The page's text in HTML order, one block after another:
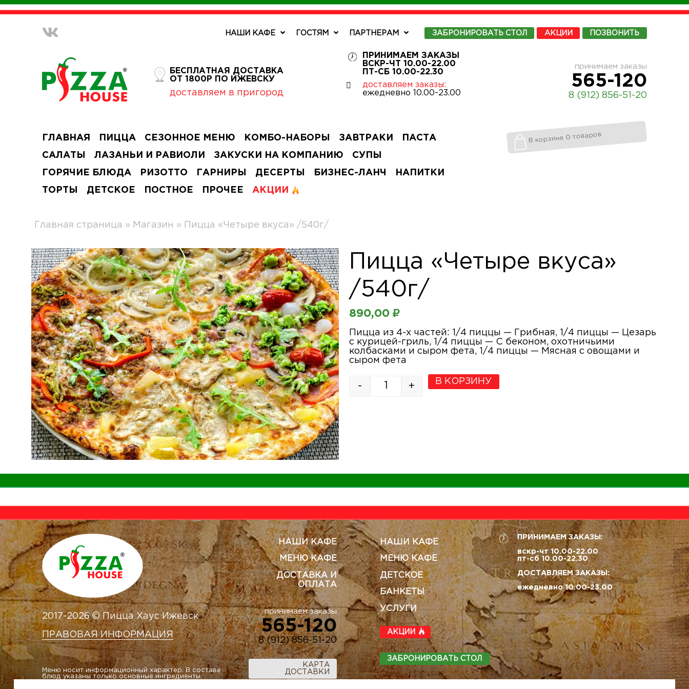
НАШИ КАФЕ ГОСТЯМ ПАРТНЕРАМ ЗАБРОНИРОВАТЬ СТОЛ АКЦИИ ПОЗВОНИТЬ
БЕСПЛАТНАЯ ДОСТАВКА
ОТ 1800Р ПО ИЖЕВСКУ
доставляем в пригород
ПРИНИМАЕМ ЗАКАЗЫ
ВСКР-ЧТ 10.00-22.00
ПТ-СБ 10.00-22.30
доставляем заказы:
ежедневно 10.00-23.00
принимаем заказы
565-120
8 (912) 856-51-20
ГЛАВНАЯ ПИЦЦА СЕЗОННОЕ МЕНЮ КОМБО-НАБОРЫ ЗАВТРАКИ ПАСТА
САЛАТЫ ЛАЗАНЬИ И РАВИОЛИ ЗАКУСКИ НА КОМПАНИЮ СУПЫ
ГОРЯЧИЕ БЛЮДА РИЗОТТО ГАРНИРЫ ДЕСЕРТЫ БИЗНЕС-ЛАНЧ НАПИТКИ
ТОРТЫ ДЕТСКОЕ ПОСТНОЕ ПРОЧЕЕ АКЦИИ
В корзине 0 товаров
Главная страница » Магазин » Пицца «Четыре вкуса» /540г/
Пицца «Четыре вкуса»
/540г/
890,00 ₽
Пицца из 4-х частей: 1/4 пиццы — Грибная, 1/4 пиццы — Цезарь
с курицей-гриль, 1/4 пиццы — С беконом, охотничьими
колбасками и сыром фета, 1/4 пиццы — Мясная с овощами и
сыром фета
- + В КОРЗИНУ
2017-2026 © Пицца Хаус Ижевск
ПРАВОВАЯ ИНФОРМАЦИЯ
Меню носит информационный характер. В составе
блюд указаны только основные ингредиенты.
НАШИ КАФЕ
МЕНЮ КАФЕ
ДОСТАВКА И
ОПЛАТА
принимаем заказы
565-120
8 (912) 856-51-20
КАРТА
ДОСТАВКИ
НАШИ КАФЕ
МЕНЮ КАФЕ
ДЕТСКОЕ
БАНКЕТЫ
УСЛУГИ
АКЦИИ
ЗАБРОНИРОВАТЬ СТОЛ
ПРИНИМАЕМ ЗАКАЗЫ:
вскр-чт 10.00-22.00
пт-сб 10.00-22.30
ДОСТАВЛЯЕМ ЗАКАЗЫ:
ежедневно 10.00-23.00